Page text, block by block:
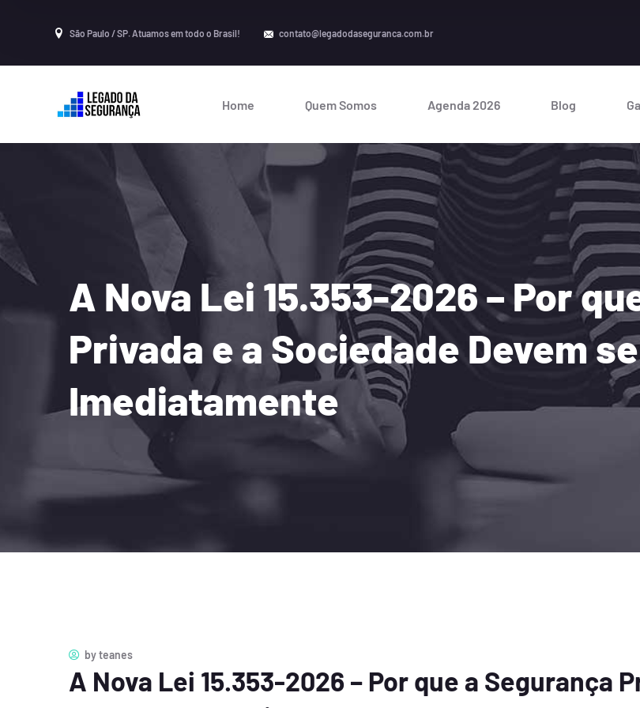
São Paulo / SP. Atuamos em todo o Brasil! contato@legadodaseguranca.com.br
Home Quem Somos Agenda 2026 Blog
A Nova Lei 15.353-2026 – Por
Privada e a Sociedade Devem
Imediatamente
byteanes
A Nova Lei 15.353-2026 – Por que a Segurança